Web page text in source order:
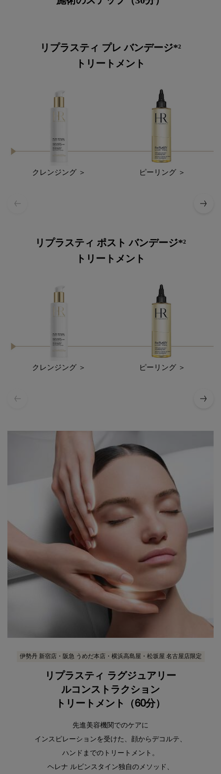
リプラスティ プレ バンデージ*²
トリートメント
クレンジング ＞ ピーリング ＞
リプラスティ ポスト バンデージ*²
トリートメント
クレンジング ＞ ピーリング ＞
伊勢丹 新宿店・阪急 うめだ本店・横浜高島屋・松坂屋 名古屋店限定
リプラスティ ラグジュアリー
ルコンストラクション
トリートメント（60分）
先進美容機関でのケアに
インスピレーションを受けた、顔からデコルテ、
ハンドまでのトリートメント。
ヘレナ ルビンスタイン独自のメソッド、